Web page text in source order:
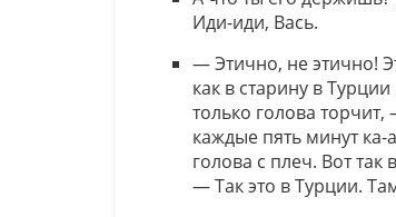
Иди-иди, Вась.
— Этично, не этично!
как в старину в
только голова
каждые пять минут
голова с плеч. Вот
— Так это в Турции.